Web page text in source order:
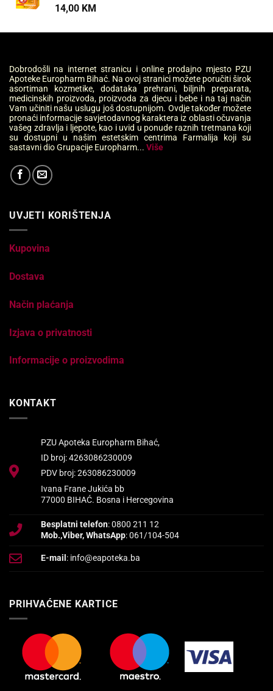
14,00 KM
Dobrodošli na internet stranicu i online prodajno mjesto PZU
Apoteke Europharm Bihać. Na ovoj stranici možete poručiti širok
asortiman kozmetike, dodataka prehrani, biljnih preparata,
medicinskih proizvoda, proizvoda za djecu i bebe i na taj način
Vam učiniti našu uslugu još dostupnijom. Ovdje također možete
pronaći informacije savjetodavnog karaktera iz oblasti očuvanja
vašeg zdravlja i ljepote, kao i uvid u ponude raznih tretmana koji
su dostupni u našim estetskim centrima Farmalija koji su
sastavni dio Grupacije Europharm... Više
UVJETI KORIŠTENJA
Kupovina
Dostava
Način plaćanja
Izjava o privatnosti
Informacije o proizvodima
KONTAKT
PZU Apoteka Europharm Bihać,
ID broj: 4263086230009
PDV broj: 263086230009
Ivana Frane Jukića bb
77000 BIHAĆ. Bosna i Hercegovina
Besplatni telefon: 0800 211 12
Mob.,Viber, WhatsApp: 061/104-504
E-mail : info@eapoteka.ba
PRIHVAĆENE KARTICE